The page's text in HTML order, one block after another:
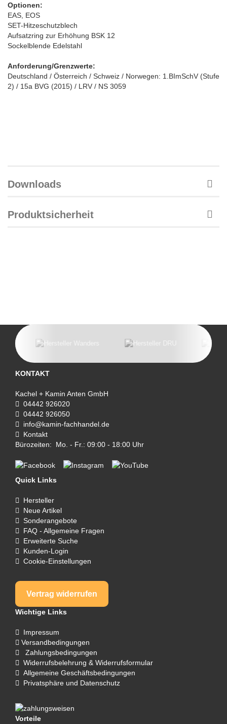
Optionen:
EAS, EOS
SET-Hitzeschutzblech
Aufsatzring zur Erhöhung BSK 12
Sockelblende Edelstahl
Anforderung/Grenzwerte:
Deutschland / Österreich / Schweiz / Norwegen: 1.BImSchV (Stufe
2) / 15a BVG (2015) / LRV / NS 3059
Downloads
Produktsicherheit
KONTAKT
Kachel + Kamin Anten GmbH
04442 926020
04442 926050
info@kamin-fachhandel.de
Kontakt
Bürozeiten: Mo. - Fr.: 09:00 - 18:00 Uhr
Quick Links
Hersteller
Neue Artikel
Sonderangebote
FAQ - Allgemeine Fragen
Erweiterte Suche
Kunden-Login
Cookie-Einstellungen
Vertrag widerrufen
Wichtige Links
Impressum
Versandbedingungen
Zahlungsbedingungen
Widerrufsbelehrung & Widerrufsformular
Allgemeine Geschäftsbedingungen
Privatsphäre und Datenschutz
Vorteile